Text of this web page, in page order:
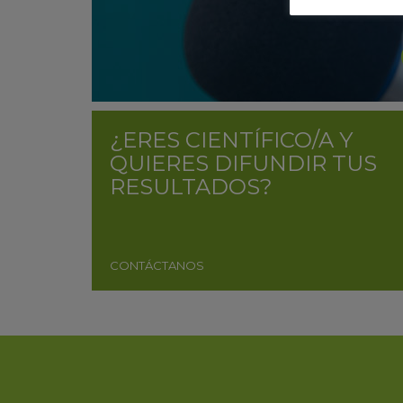
¿ERES CIENTÍFICO/A Y
QUIERES DIFUNDIR TUS
RESULTADOS?
CONTÁCTANOS